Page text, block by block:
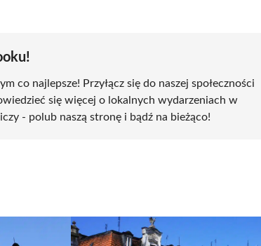
co najlepsze! Przyłącz się do naszej społeczności
się więcej o lokalnych wydarzeniach w
- polub naszą stronę i bądź na bieżąco!